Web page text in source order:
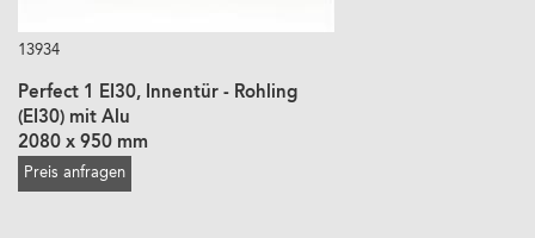
13934
Perfect 1 EI30, Innentür - Rohling
(EI30) mit Alu
2080 x 950 mm
Preis anfragen